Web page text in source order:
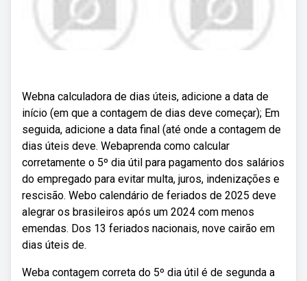
Webna calculadora de dias úteis, adicione a data de
início (em que a contagem de dias deve começar); Em
seguida, adicione a data final (até onde a contagem de
dias úteis deve. Webaprenda como calcular
corretamente o 5º dia útil para pagamento dos salários
do empregado para evitar multa, juros, indenizações e
rescisão. Webo calendário de feriados de 2025 deve
alegrar os brasileiros após um 2024 com menos
emendas. Dos 13 feriados nacionais, nove cairão em
dias úteis de.
Weba contagem correta do 5º dia útil é de segunda a